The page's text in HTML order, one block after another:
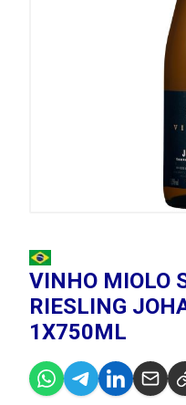
VINHO MIOLO
RIESLING
1X750ML